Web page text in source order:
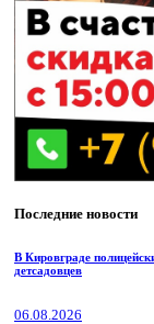
Последние новости
В Кировграде
детсадовцев
06.08.2026